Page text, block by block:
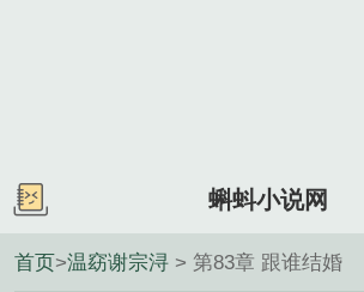
蝌蚪小说网
首页>温窈谢宗浔 > 第83章 跟谁结婚